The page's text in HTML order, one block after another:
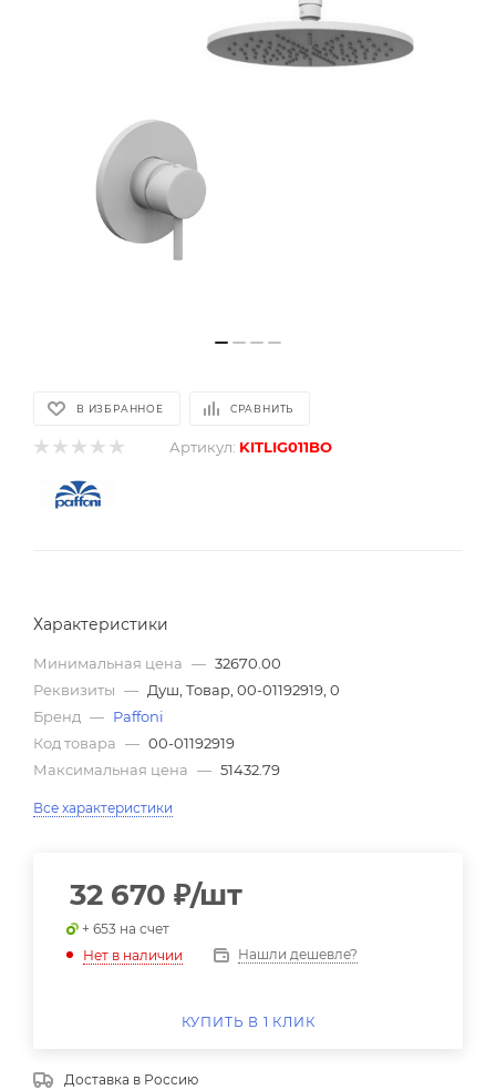
В ИЗБРАННОЕ СРАВНИТЬ
Артикул: KITLIG011BO
Характеристики
Минимальная цена — 32670.00
Реквизиты — Душ, Товар, 00-01192919, 0
Бренд — Paffoni
Код товара — 00-01192919
Максимальная цена — 51432.79
Все характеристики
32 670 ₽/шт
+ 653 на счет
Нет в наличии
Нашли дешевле?
КУПИТЬ В 1 КЛИК
Доставка в Россию